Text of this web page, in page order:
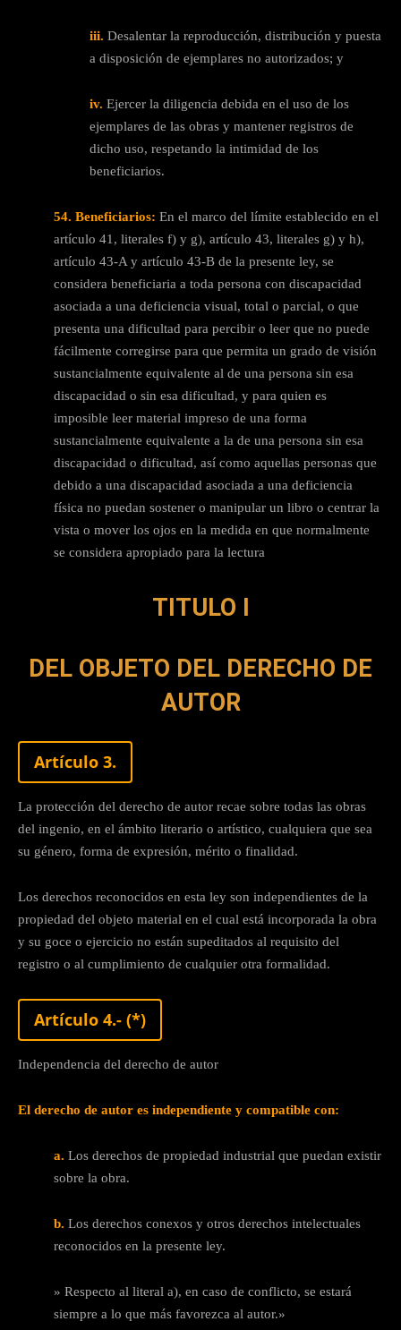
iii. Desalentar la reproducción, distribución y puesta
a disposición de ejemplares no autorizados; y
iv. Ejercer la diligencia debida en el uso de los
ejemplares de las obras y mantener registros de
dicho uso, respetando la intimidad de los
beneficiarios.
54. Beneficiarios: En el marco del límite establecido en el
artículo 41, literales f) y g), artículo 43, literales g) y h),
artículo 43-A y artículo 43-B de la presente ley, se
considera beneficiaria a toda persona con discapacidad
asociada a una deficiencia visual, total o parcial, o que
presenta una dificultad para percibir o leer que no puede
fácilmente corregirse para que permita un grado de visión
sustancialmente equivalente al de una persona sin esa
discapacidad o sin esa dificultad, y para quien es
imposible leer material impreso de una forma
sustancialmente equivalente a la de una persona sin esa
discapacidad o dificultad, así como aquellas personas que
debido a una discapacidad asociada a una deficiencia
física no puedan sostener o manipular un libro o centrar la
vista o mover los ojos en la medida en que normalmente
se considera apropiado para la lectura
TITULO I
DEL OBJETO DEL DERECHO DE
AUTOR
Artículo 3.
La protección del derecho de autor recae sobre todas las obras
del ingenio, en el ámbito literario o artístico, cualquiera que sea
su género, forma de expresión, mérito o finalidad.
Los derechos reconocidos en esta ley son independientes de la
propiedad del objeto material en el cual está incorporada la obra
y su goce o ejercicio no están supeditados al requisito del
registro o al cumplimiento de cualquier otra formalidad.
Artículo 4.- (*)
Independencia del derecho de autor
El derecho de autor es independiente y compatible con:
a. Los derechos de propiedad industrial que puedan existir
sobre la obra.
b. Los derechos conexos y otros derechos intelectuales
reconocidos en la presente ley.
» Respecto al literal a), en caso de conflicto, se estará
siempre a lo que más favorezca al autor.»